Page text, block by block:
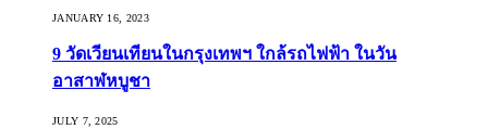
JANUARY 16, 2023
9 วัดเวียนเทียนในกรุงเทพฯ ใกล้รถไฟฟ้า ในวัน
อาสาฬหบูชา
JULY 7, 2025